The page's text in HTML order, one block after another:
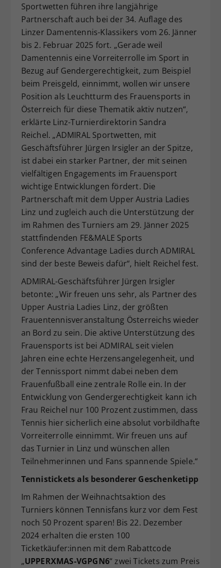
Sportwetten führen ihre langjährige
Partnerschaft auch bei der 34. Auflage des
Linzer Damentennis-Klassikers vom 26. Jänner
bis 2. Februar 2025 fort. „Gerade weil
Damentennis eine Vorreiterrolle im Sport in
Bezug auf Gendergerechtigkeit, zum Beispiel
beim Preisgeld, einnimmt, wollen wir unsere
Position als Leuchtturm des Frauensports in
Österreich für diese Thematik aktiv nutzen“,
erklärte Linz-Turnierdirektorin Sandra
Reichel. „ADMIRAL Sportwetten, mit
Geschäftsführer Jürgen Irsigler an der Spitze,
ist dabei ein starker Partner, der mit seinen
vielfältigen Engagements im Frauensport
wichtige Entwicklungen fördert. Die
Partnerschaft mit dem Upper Austria Ladies
Linz und zugleich auch die Unterstützung der
im Rahmen des Turniers am 29. Jänner 2025
stattfindenden FE&MALE Sports
Conference Advantage Ladies durch ADMIRAL
sind der beste Beweis dafür“, hielt Reichel fest.
ADMIRAL-Geschäftsführer Jürgen Irsigler
betonte: „Wir freuen uns sehr, als Partner des
Upper Austria Ladies Linz, der größten
Frauentennisveranstaltung Österreichs wieder
an Bord zu sein. Die aktive Unterstützung des
Frauensports ist bei ADMIRAL seit vielen
Jahren eine echte Herzensangelegenheit, und
der Tennissport nimmt dabei neben dem
Frauenfußball eine zentrale Rolle ein. In der
Entwicklung von Gendergerechtigkeit kann ich
Frau Reichel nur 100 Prozent zustimmen, dass
Tennis hier sicherlich eine absolut vorbildhafte
Vorreiterrolle einnimmt. Wir freuen uns auf
das Turnier in Linz und wünschen allen
Teilnehmerinnen und Fans spannende Spiele.“
Tennistickets als besonderer Geschenketipp
Im Rahmen der Weihnachtsaktion des
Turniers können Tennisfans kurz vor dem Fest
noch 50 Prozent sparen! Bis 22. Dezember
2024 erhalten die ersten 100
Ticketkäufer:innen mit dem Rabattcode
„UPPERXMAS-VGPGN6“ zwei Tickets zum Preis
Zweck
Dieser Wert speichert Ihre Consent-
Einstellungen. Unter anderem eine
zufällig generierte ID, für die
historische Speicherung Ihrer
vorgenommen Einstellungen, falls der
Webseiten-Betreiber dies eingestellt